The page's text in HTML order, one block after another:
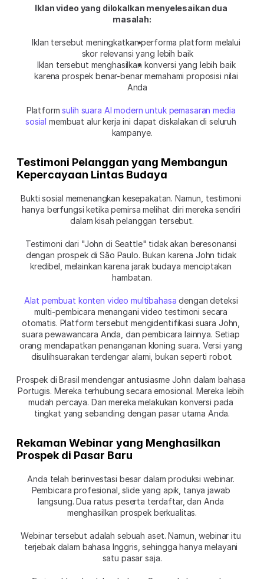
Iklan video yang dilokalkan menyelesaikan dua
masalah:
Iklan tersebut meningkatkan performa platform melalui
skor relevansi yang lebih baik
Iklan tersebut menghasilkan konversi yang lebih baik
karena prospek benar-benar memahami proposisi nilai
Anda
Platform sulih suara AI modern untuk pemasaran media
sosial membuat alur kerja ini dapat diskalakan di seluruh
kampanye.
Testimoni Pelanggan yang Membangun
Kepercayaan Lintas Budaya
Bukti sosial memenangkan kesepakatan. Namun, testimoni
hanya berfungsi ketika pemirsa melihat diri mereka sendiri
dalam kisah pelanggan tersebut.
Testimoni dari "John di Seattle" tidak akan beresonansi
dengan prospek di São Paulo. Bukan karena John tidak
kredibel, melainkan karena jarak budaya menciptakan
hambatan.
Alat pembuat konten video multibahasa dengan deteksi
multi-pembicara menangani video testimoni secara
otomatis. Platform tersebut mengidentifikasi suara John,
suara pewawancara Anda, dan pembicara lainnya. Setiap
orang mendapatkan penanganan kloning suara. Versi yang
disulihsuarakan terdengar alami, bukan seperti robot.
Prospek di Brasil mendengar antusiasme John dalam bahasa
Portugis. Mereka terhubung secara emosional. Mereka lebih
mudah percaya. Dan mereka melakukan konversi pada
tingkat yang sebanding dengan pasar utama Anda.
Rekaman Webinar yang Menghasilkan
Prospek di Pasar Baru
Anda telah berinvestasi besar dalam produksi webinar.
Pembicara profesional, slide yang apik, tanya jawab
langsung. Dua ratus peserta terdaftar, dan Anda
menghasilkan prospek berkualitas.
Webinar tersebut adalah sebuah aset. Namun, webinar itu
terjebak dalam bahasa Inggris, sehingga hanya melayani
satu pasar saja.